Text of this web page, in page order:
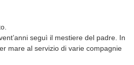
seguì il mestiere del padre. In
mare al servizio di varie compagnie